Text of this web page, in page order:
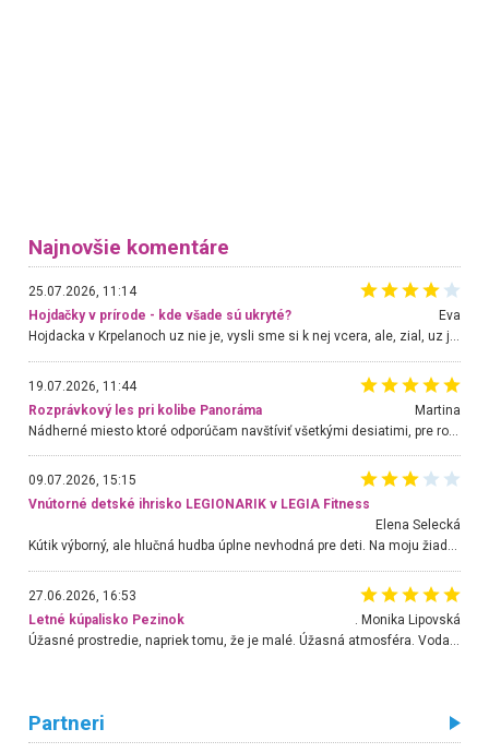
Najnovšie komentáre
25.07.2026, 11:14
Hojdačky v prírode - kde všade sú ukryté?
Eva
Hojdacka v Krpelanoch uz nie je, vysli sme si k nej vcera, ale, zial, uz je znicena. Ak sem planujete cestu len kvoli hojdacke, mozete si ju usetrit. Krasny vyhlad je tu vsak aj bez hojdacky :-)
19.07.2026, 11:44
Rozprávkový les pri kolibe Panoráma
Martina
Nádherné miesto ktoré odporúčam navštíviť všetkými desiatimi, pre rodiny s deťmi, dôchodcom... Proste a jednoducho ozaj rozprávkový les.. určite ešte prídeme. Odniesli sme si na pamiatku krásne tričká,
09.07.2026, 15:15
Vnútorné detské ihrisko LEGIONARIK v LEGIA Fitness
Elena Selecká
Kútik výborný, ale hlučná hudba úplne nevhodná pre deti. Na moju žiadosť o aspoň sušenie nereagovali.
27.06.2026, 16:53
Letné kúpalisko Pezinok
. Monika Lipovská
Úžasné prostredie, napriek tomu, že je malé. Úžasná atmosféra. Voda fantastická a nádherná. Ľudí je pomerne veľa, ale su mili a ohľaduplní. Je veľmi zaujímavé sledovať, ako dokážu spolu športovať cudzí ľudia a bez ohľadu na vek. Vládne tu pohoda. Vnuka neviem dostať z vody. Ďakujem za krásny deň . Urcite sa sem vrátim. Jediný problém je s parkovaním, ale aj ten sa mi podarilo vyriešiť. Monika Bratislava
Partneri